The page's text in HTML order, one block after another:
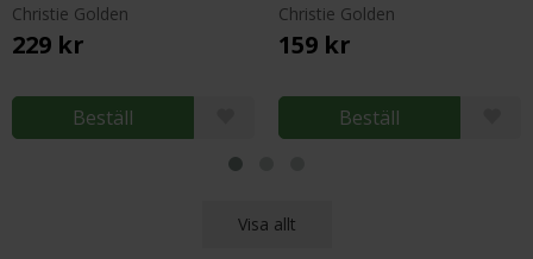
Christie Golden
229 kr
Beställ
Christie Golden
159 kr
Beställ
Visa allt